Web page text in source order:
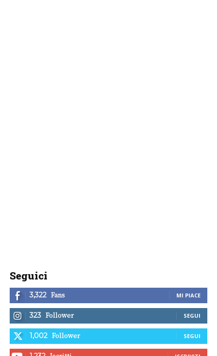
Seguici
3,322 Fans MI PIACE
323 Follower SEGUI
1,002 Follower SEGUI